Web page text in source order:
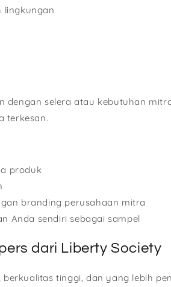
lingkungan
dengan selera atau kebutuhan
terkesan.
produk
branding perusahaan mitra
Anda sendiri sebagai sampel
dari Liberty Society
tinggi, dan yang lebih